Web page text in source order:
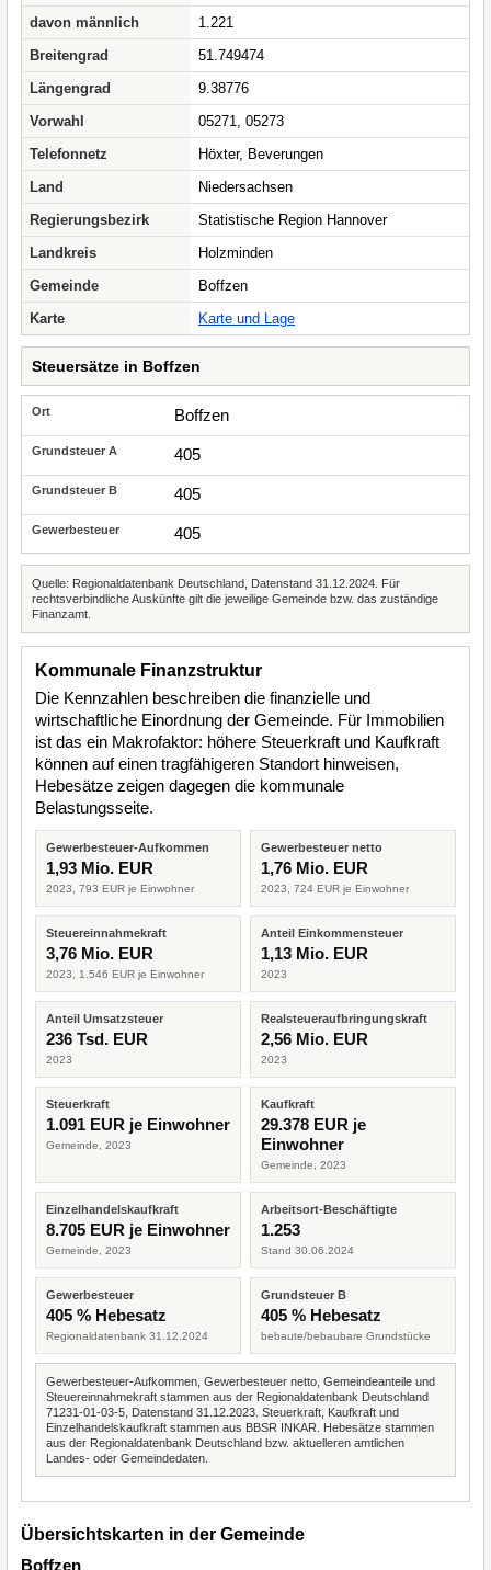
davon männlich
1.221
Breitengrad
51.749474
Längengrad
9.38776
Vorwahl
05271, 05273
Telefonnetz
Höxter, Beverungen
Land
Niedersachsen
Regierungsbezirk
Statistische Region Hannover
Landkreis
Holzminden
Gemeinde
Boffzen
Karte
Karte und Lage
Steuersätze in Boffzen
Boffzen
405
405
405
Quelle: Regionaldatenbank Deutschland, Datenstand 31.12.2024. Für
rechtsverbindliche Auskünfte gilt die jeweilige Gemeinde bzw. das zuständige
Finanzamt.
Kommunale Finanzstruktur
Die Kennzahlen beschreiben die finanzielle und
wirtschaftliche Einordnung der Gemeinde. Für Immobilien
ist das ein Makrofaktor: höhere Steuerkraft und Kaufkraft
können auf einen tragfähigeren Standort hinweisen,
Hebesätze zeigen dagegen die kommunale
Belastungsseite.
Gewerbesteuer-Aufkommen
1,93 Mio. EUR
2023, 793 EUR je Einwohner
Gewerbesteuer netto
1,76 Mio. EUR
2023, 724 EUR je Einwohner
Steuereinnahmekraft
3,76 Mio. EUR
2023, 1.546 EUR je Einwohner
Anteil Einkommensteuer
1,13 Mio. EUR
2023
Anteil Umsatzsteuer
236 Tsd. EUR
2023
Realsteueraufbringungskraft
2,56 Mio. EUR
2023
Steuerkraft
1.091 EUR je Einwohner
Gemeinde, 2023
Kaufkraft
29.378 EUR je
Einwohner
Gemeinde, 2023
Einzelhandelskaufkraft
8.705 EUR je Einwohner
Gemeinde, 2023
Arbeitsort-Beschäftigte
1.253
Stand 30.06.2024
Gewerbesteuer
405 % Hebesatz
Regionaldatenbank 31.12.2024
Grundsteuer B
405 % Hebesatz
bebaute/bebaubare Grundstücke
Gewerbesteuer-Aufkommen, Gewerbesteuer netto, Gemeindeanteile und
Steuereinnahmekraft stammen aus der Regionaldatenbank Deutschland
71231-01-03-5, Datenstand 31.12.2023. Steuerkraft, Kaufkraft und
Einzelhandelskaufkraft stammen aus BBSR INKAR. Hebesätze stammen
aus der Regionaldatenbank Deutschland bzw. aktuelleren amtlichen
Landes- oder Gemeindedaten.
Übersichtskarten in der Gemeinde
Boffzen